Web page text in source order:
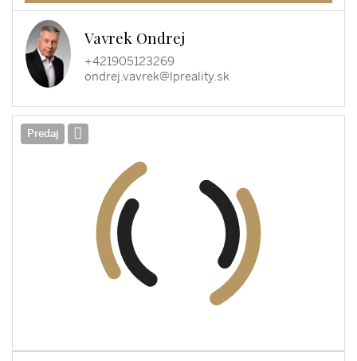
Vavrek Ondrej
+421905123269
ondrej.vavrek@lpreality.sk
Predaj